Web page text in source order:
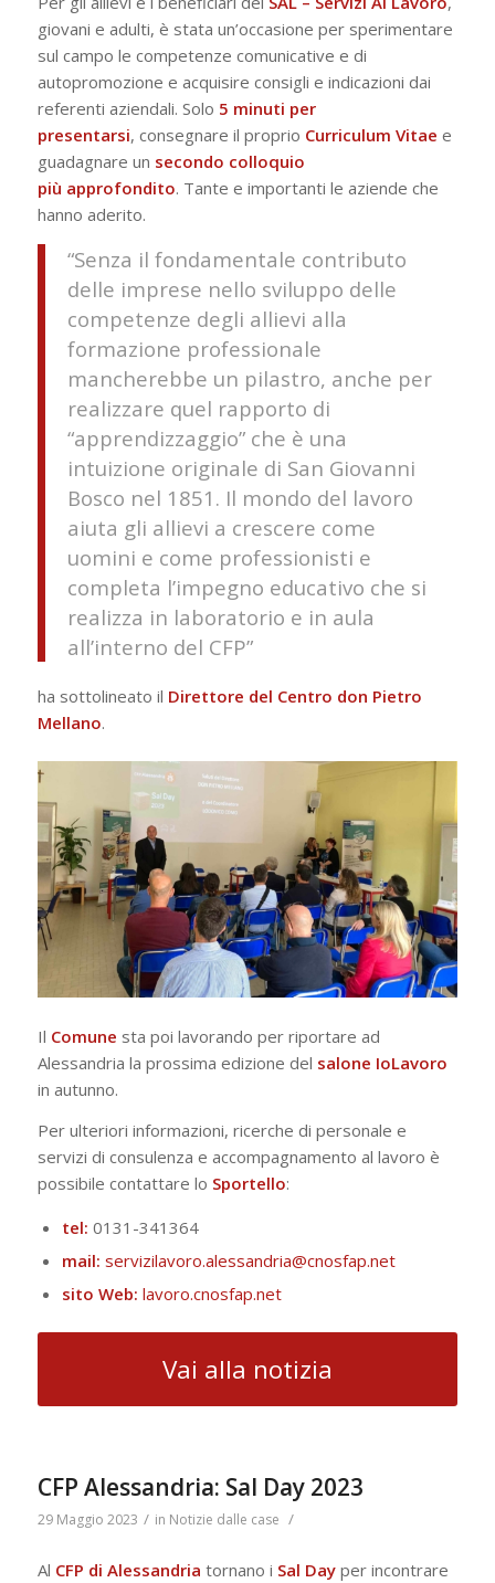
giovani e adulti, è stata un’occasione per sperimentare
sul campo le competenze comunicative e di
autopromozione e acquisire consigli e indicazioni dai
referenti aziendali. Solo 5 minuti per
presentarsi, consegnare il proprio Curriculum Vitae e
guadagnare un secondo colloquio
più approfondito. Tante e importanti le aziende che
hanno aderito.
“Senza il fondamentale contributo
delle imprese nello sviluppo delle
competenze degli allievi alla
formazione professionale
mancherebbe un pilastro, anche per
realizzare quel rapporto di
“apprendizzaggio” che è una
intuizione originale di San Giovanni
Bosco nel 1851. Il mondo del lavoro
aiuta gli allievi a crescere come
uomini e come professionisti e
completa l’impegno educativo che si
realizza in laboratorio e in aula
all’interno del CFP”
ha sottolineato il Direttore del Centro don Pietro
Mellano.
Il Comune sta poi lavorando per riportare ad
Alessandria la prossima edizione del salone IoLavoro
in autunno.
Per ulteriori informazioni, ricerche di personale e
servizi di consulenza e accompagnamento al lavoro è
possibile contattare lo Sportello:
tel: 0131-341364
mail: servizilavoro.alessandria@cnosfap.net
sito Web: lavoro.cnosfap.net
Vai alla notizia
CFP Alessandria: Sal Day 2023
29 Maggio 2023 / in Notizie dalle case /
Al CFP di Alessandria tornano i Sal Dayper incontrare